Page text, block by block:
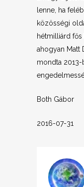
lenne, ha
közösségi
hétmilliárd
ahogyan Matt
mondta
Both Gábor
2016-07-31